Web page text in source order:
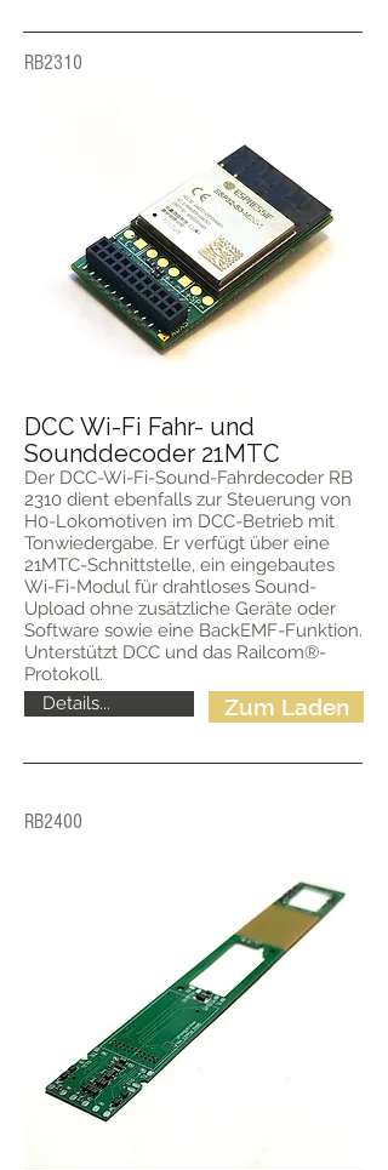
RB2310
DCC Wi-Fi Fahr- und
Sounddecoder 21MTC
Der DCC-Wi-Fi-Sound-Fahrdecoder RB
2310 dient ebenfalls zur Steuerung von
H0-Lokomotiven im DCC-Betrieb mit
Tonwiedergabe. Er verfügt über eine
21MTC-Schnittstelle, ein eingebautes
Wi-Fi-Modul für drahtloses Sound-
Upload ohne zusätzliche Geräte oder
Software sowie eine BackEMF-Funktion.
Unterstützt DCC und das Railcom®-
Protokoll.
Details...
Zum Laden
RB2400